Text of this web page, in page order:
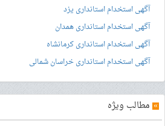
آگهی استخدام استانداری یزد
آگهی استخدام استانداری همدان
آگهی استخدام استانداری کرمانشاه
آگهی استخدام استانداری خراسان شمالی
» مطالب ویژه